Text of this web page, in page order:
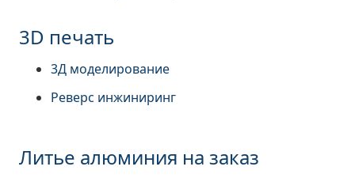
3D печать
3Д моделирование
Реверс инжиниринг
Литье алюминия на заказ